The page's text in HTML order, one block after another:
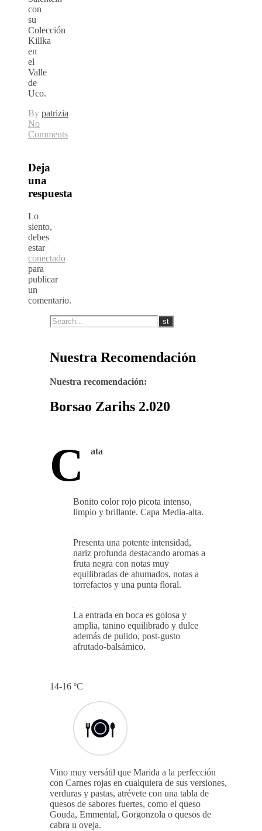
con
su
Colección
Killka
en
el
Valle
de
Uco.
By patrizia
No
Comments
Deja
una
respuesta
Lo
siento,
debes
estar
conectado
para
publicar
un
comentario.
Nuestra Recomendación
Nuestra recomendación:
Borsao Zarihs 2.020
C ata
Bonito color rojo picota intenso,
limpio y brillante. Capa Media-alta.
Presenta una potente intensidad,
nariz profunda destacando aromas a
fruta negra con notas muy
equilibradas de ahumados, notas a
torrefactos y una punta floral.
La entrada en boca es golosa y
amplia, tanino equilibrado y dulce
además de pulido, post-gusto
afrutado-balsámico.
14-16 ºC
Vino muy versátil que Marida a la perfección
con Carnes rojas en cualquiera de sus versiones,
verduras y pastas, atrévete con una tabla de
quesos de sabores fuertes, como el queso
Gouda, Emmental, Gorgonzola o quesos de
cabra u oveja.